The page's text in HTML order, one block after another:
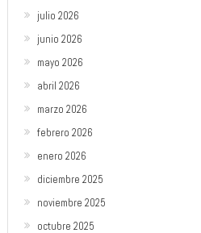
julio 2026
junio 2026
mayo 2026
abril 2026
marzo 2026
febrero 2026
enero 2026
diciembre 2025
noviembre 2025
octubre 2025